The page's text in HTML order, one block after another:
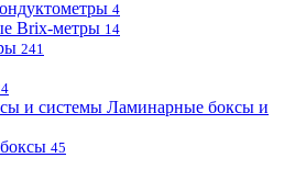
4
Brix-метры 14
241
Ламинарные боксы и
45